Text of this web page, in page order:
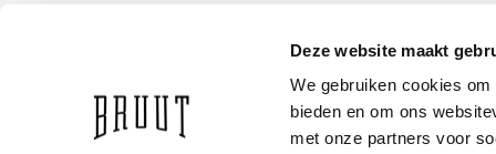
Deze website maakt
We gebruiken cookies
bieden en om ons
met onze partners voor
ÖFFNUNGSZEITEN ANZEIGEN
Zahlungsarten
Rabatt